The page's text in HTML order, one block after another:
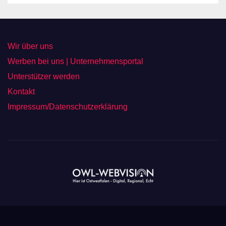
Wir über uns
Werben bei uns | Unternehmensportal
Unterstützer werden
Kontakt
Impressum/Datenschutzerklärung